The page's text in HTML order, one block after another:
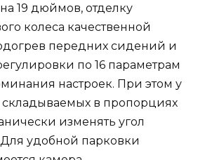
19 дюймов, отделку
колеса качественной
передних сидений и
по 16 параметрам
настроек. При этом у
в пропорциях
изменять угол
удобной парковки